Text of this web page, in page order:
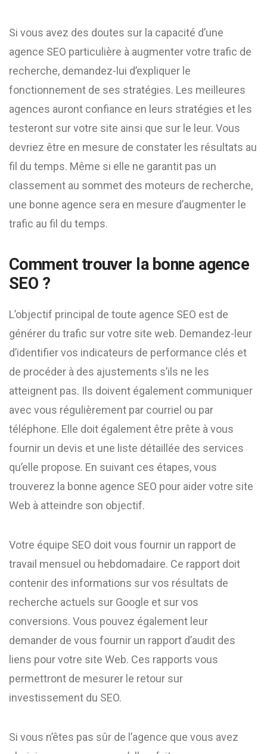
Si vous avez des doutes sur la capacité d’une
agence SEO particulière à augmenter votre trafic de
recherche, demandez-lui d’expliquer le
fonctionnement de ses stratégies. Les meilleures
agences auront confiance en leurs stratégies et les
testeront sur votre site ainsi que sur le leur. Vous
devriez être en mesure de constater les résultats au
fil du temps. Même si elle ne garantit pas un
classement au sommet des moteurs de recherche,
une bonne agence sera en mesure d’augmenter le
trafic au fil du temps.
Comment trouver la bonne agence
SEO ?
L’objectif principal de toute agence SEO est de
générer du trafic sur votre site web. Demandez-leur
d’identifier vos indicateurs de performance clés et
de procéder à des ajustements s’ils ne les
atteignent pas. Ils doivent également communiquer
avec vous régulièrement par courriel ou par
téléphone. Elle doit également être prête à vous
fournir un devis et une liste détaillée des services
qu’elle propose. En suivant ces étapes, vous
trouverez la bonne agence SEO pour aider votre site
Web à atteindre son objectif.
Votre équipe SEO doit vous fournir un rapport de
travail mensuel ou hebdomadaire. Ce rapport doit
contenir des informations sur vos résultats de
recherche actuels sur Google et sur vos
conversions. Vous pouvez également leur
demander de vous fournir un rapport d’audit des
liens pour votre site Web. Ces rapports vous
permettront de mesurer le retour sur
investissement du SEO.
Si vous n’êtes pas sûr de l’agence que vous avez